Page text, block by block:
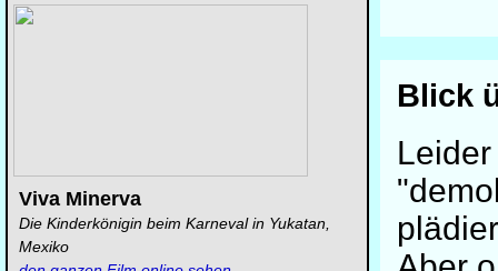
Viva Minerva
Die Kinderkönigin beim Karneval in Yukatan,
Mexiko
Blick